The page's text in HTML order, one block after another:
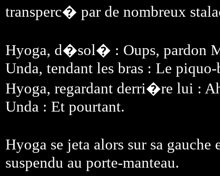
transperc� par de nombreux
Hyoga, d�sol� : Oups, pardon
Unda, tendant les bras : Le
Hyoga, regardant derri�re lui :
Unda : Et pourtant.
Hyoga se jeta alors sur sa
suspendu au porte-manteau.